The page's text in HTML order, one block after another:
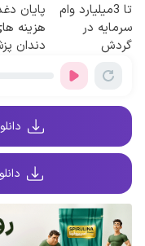
تا 3میلیارد وام
سرمایه در
گردش
فروشندگان =>
فروشگاهت رو
پایان
هزینه
دندان